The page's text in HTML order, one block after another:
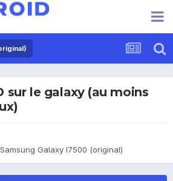
sur le galaxy (au moins
Samsung Galaxy I7500 (original)